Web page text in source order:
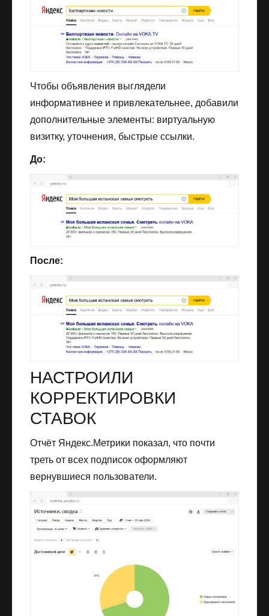
Чтобы объявления выглядели
информативнее и привлекательнее, добавили
дополнительные элементы: виртуальную
визитку, уточнения, быстрые ссылки.
До:
После:
НАСТРОИЛИ
КОРРЕКТИРОВКИ
СТАВОК
Отчёт Яндекс.Метрики показал, что почти
треть от всех подписок оформляют
вернувшиеся пользователи.